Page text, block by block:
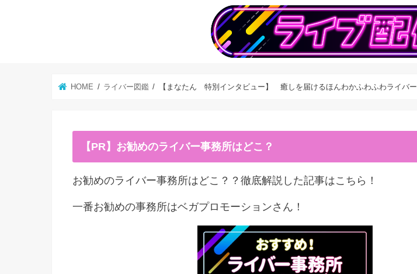
HOME ライバー図鑑 【まなたん 特別インタビュー】 癒しを届けるほんわかふわふわライバー
【PR】お勧めのライバー事務所はどこ？
お勧めのライバー事務所はどこ？？徹底解説した記事はこちら！
一番お勧めの事務所はベガプロモーションさん！